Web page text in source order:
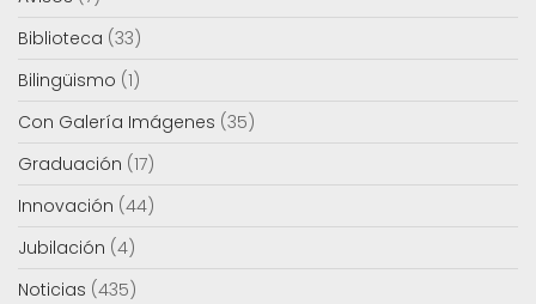
Biblioteca (33)
Bilingüismo (1)
Con Galería Imágenes (35)
Graduación (17)
Innovación (44)
Jubilación (4)
Noticias (435)